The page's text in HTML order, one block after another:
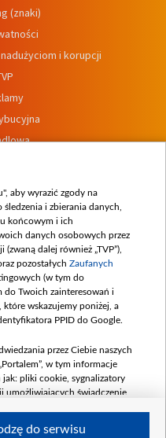
(znaki)
i korupcji
wewnętrznych
aby wyrazić zgody na
i zbierania danych,
końcowym i ich
danych osobowych przez
dalej również „TVP”),
pozostałych Zaufanych
(w tym do
do Twoich zainteresowań i
które wskazujemy poniżej, a
PPID do Google.
przez Ciebie naszych
w tym informacje
pliki cookie, sygnalizatory
świadczenie
do serwisu